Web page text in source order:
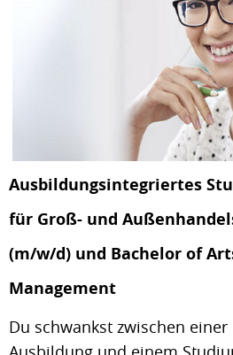
Ausbildungsintegriertes
für Groß- und
(m/w/d) und Bachelor of
Management
Du schwankst zwischen